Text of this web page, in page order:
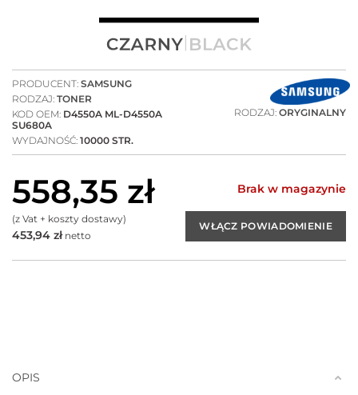
PRODUCENT: SAMSUNG
RODZAJ: TONER
KOD OEM: D4550A ML-D4550A
SU680A
WYDAJNOŚĆ: 10000 STR.
RODZAJ: ORYGINALNY
558,35 zł
(z Vat + koszty dostawy)
453,94 złnetto
Brak w magazynie
OPIS